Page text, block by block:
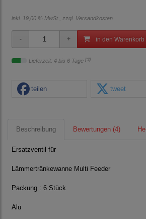
inkl. 19,00 % MwSt., zzgl. Versandkosten
in den Warenkorb
Lieferzeit: 4 bis 6 Tage [*2]
teilen tweet
Beschreibung Bewertungen (4)
Ersatzventil für
Lämmertränkewanne Multi Feeder
Packung : 6 Stück
Alu